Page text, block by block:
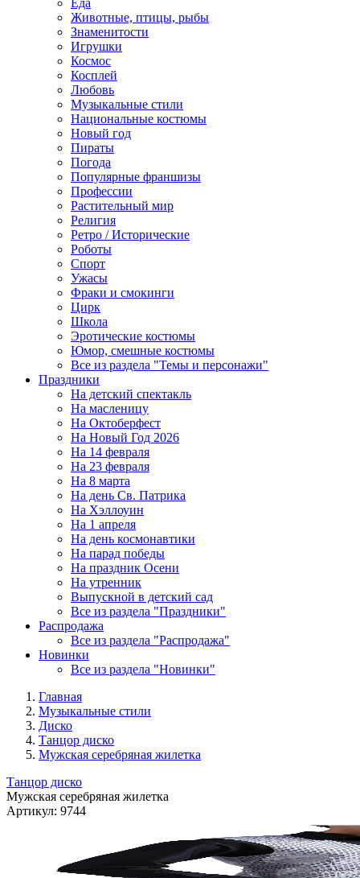
Еда
Животные, птицы, рыбы
Знаменитости
Игрушки
Космос
Косплей
Любовь
Музыкальные стили
Национальные костюмы
Новый год
Пираты
Погода
Популярные франшизы
Профессии
Растительный мир
Религия
Ретро / Исторические
Роботы
Спорт
Ужасы
Фраки и смокинги
Цирк
Школа
Эротические костюмы
Юмор, смешные костюмы
Все из раздела "Темы и персонажи"
Праздники
На детский спектакль
На масленицу
На Октоберфест
На Новый Год 2026
На 14 февраля
На 23 февраля
На 8 марта
На день Св. Патрика
На Хэллоуин
На 1 апреля
На день космонавтики
На парад победы
На праздник Осени
На утренник
Выпускной в детский сад
Все из раздела "Праздники"
Распродажа
Все из раздела "Распродажа"
Новинки
Все из раздела "Новинки"
Главная
Музыкальные стили
Диско
Танцор диско
Мужская серебряная жилетка
Танцор диско
Мужская серебряная жилетка
Артикул: 9744